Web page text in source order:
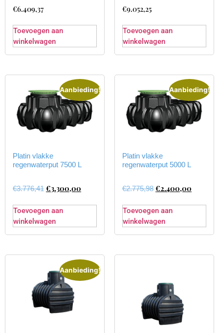
€6.409,37
Toevoegen aan
winkelwagen
€9.052,25
Toevoegen aan
winkelwagen
Aanbieding!
Platin vlakke
regenwaterput 7500 L
€3.776,41 €3.300,00
Toevoegen aan
winkelwagen
Aanbieding!
Platin vlakke
regenwaterput 5000 L
€2.775,98 €2.400,00
Toevoegen aan
winkelwagen
Aanbieding!